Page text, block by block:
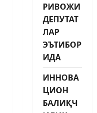
РИВОЖИ
ДЕПУТАТ
ЛАР
ЭЪТИБОР
ИДА
ИННОВА
ЦИОН
БАЛИҚЧ